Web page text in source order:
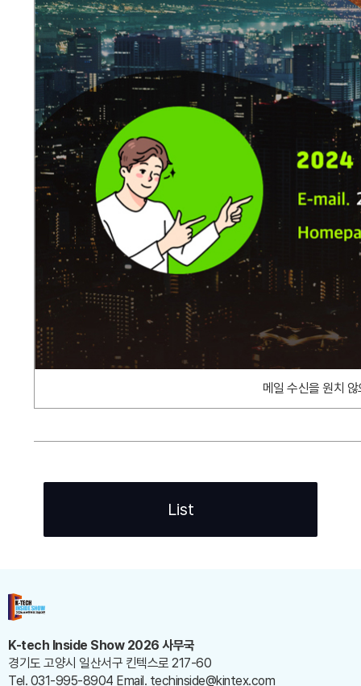
메일 수신을 원치
List
K-tech Inside Show 2026 사무국
경기도 고양시 일산서구 킨텍스로 217-60
Tel. 031-995-8904 Email. techinside@kintex.com